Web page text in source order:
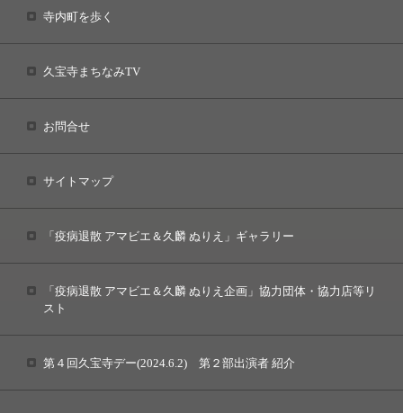
寺内町を歩く
久宝寺まちなみTV
お問合せ
サイトマップ
「疫病退散 アマビエ＆久麟 ぬりえ」ギャラリー
「疫病退散 アマビエ＆久麟 ぬりえ企画」協力団体・協力店等リ
スト
第４回久宝寺デー(2024.6.2) 第２部出演者 紹介